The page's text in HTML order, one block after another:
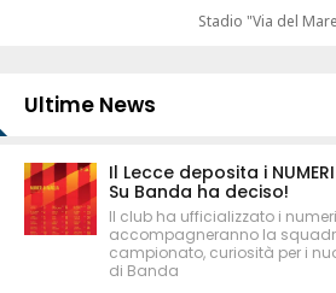
Stadio "Via del
Ultime News
Il Lecce deposita i NUMERI
Su Banda ha deciso!
Il club ha ufficializzato i
accompagneranno la
campionato, curiosità per i
di Banda